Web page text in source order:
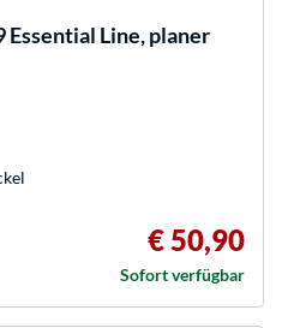
Essential Line, planer
€ 50,90
Sofort verfügbar